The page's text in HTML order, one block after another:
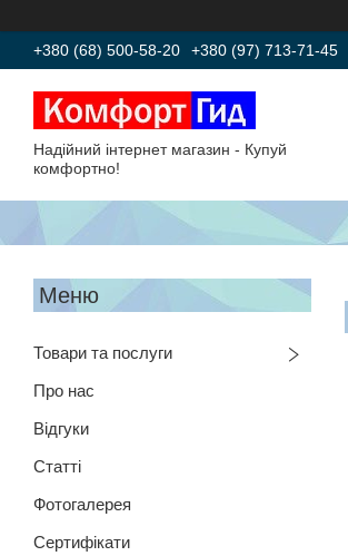
+380 (68) 500-58-20 +380 (97) 713-71-45
Надійний інтернет магазин - Купуй
комфортно!
Товари та послуги
Про нас
Відгуки
Статті
Фотогалерея
Сертифікати